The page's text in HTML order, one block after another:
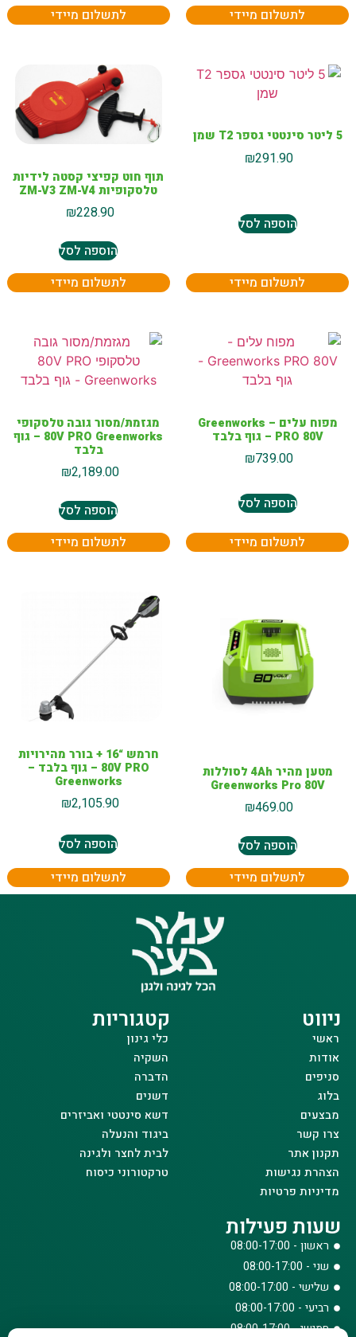
לתשלום מיידי
לתשלום מיידי
5 ליטר סינטטי גספר T2 שמן
₪291.90
הוספה לסל
לתשלום מיידי
תוף חוט קפיצי קסטה לידיות
טלסקופיות ZM-V3 ZM-V4
₪228.90
הוספה לסל
לתשלום מיידי
מפוח עלים – Greenworks
PRO 80V – גוף בלבד
₪739.00
הוספה לסל
לתשלום מיידי
מגזמת/מסור גובה טלסקופי
80V PRO Greenworks – גוף
בלבד
₪2,189.00
הוספה לסל
לתשלום מיידי
מטען מהיר 4Ah לסוללות
Greenworks Pro 80V
₪469.00
הוספה לסל
לתשלום מיידי
חרמש “16 + בורר מהירויות
80V PRO – גוף בלבד –
Greenworks
₪2,105.90
הוספה לסל
לתשלום מיידי
ניווט
ראשי
אודות
סניפים
בלוג
מבצעים
צרו קשר
תקנון אתר
הצהרת נגישות
מדיניות פרטיות
קטגוריות
כלי גינון
השקיה
הדברה
דשנים
דשא סינטטי ואביזרים
ביגוד והנעלה
לבית לחצר ולגינה
טרקטורוני כיסוח
שעות פעילות
ראשון - 08:00-17:00
שני - 08:00-17:00
שלישי - 08:00-17:00
רביעי - 08:00-17:00
חמישי - 08:00-17:00